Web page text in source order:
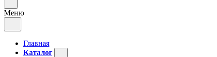
Меню
Главная
Каталог